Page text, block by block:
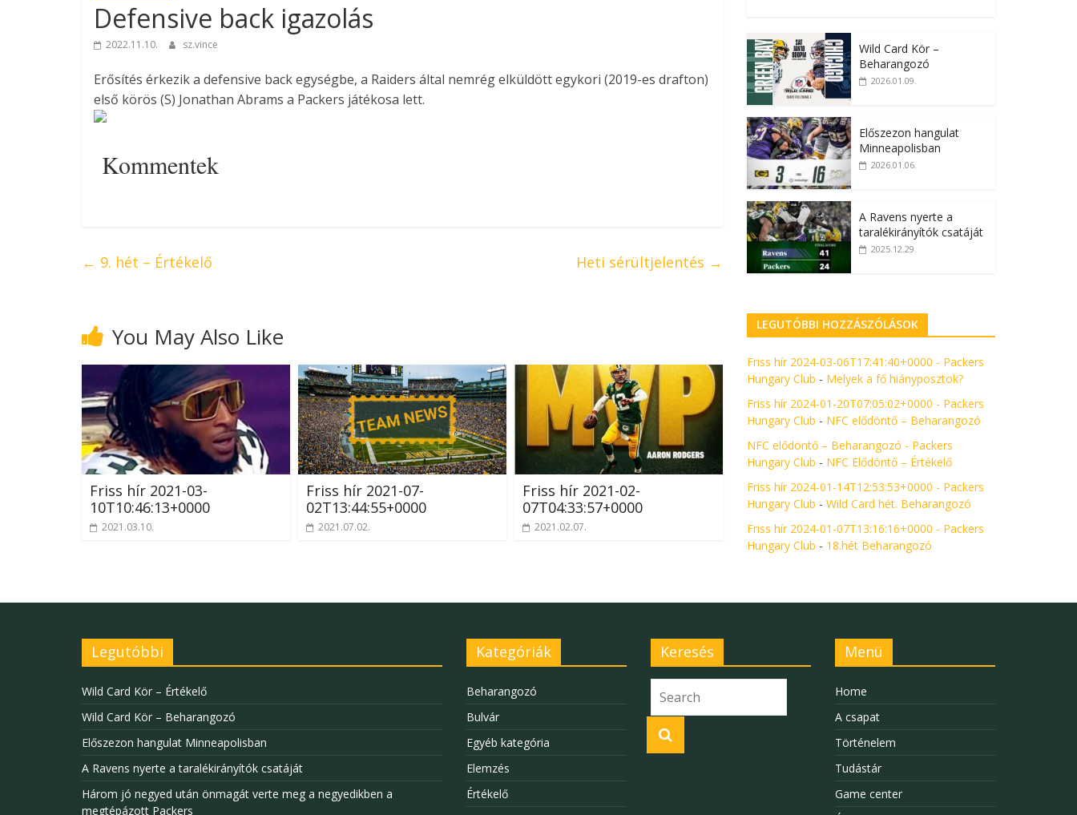
Defensive back igazolás
2022.11.10. sz.vince
Erősítés érkezik a defensive back egységbe, a Raiders által nemrég elküldött egykori (2019-es drafton)
első körös (S) Jonathan Abrams a Packers játékosa lett.
Kommentek
← 9. hét – Értékelő Heti sérültjelentés →
You May Also Like
Friss hír 2021-03-
10T10:46:13+0000
2021.03.10.
Friss hír 2021-07-
02T13:44:55+0000
2021.07.02.
Friss hír 2021-02-
07T04:33:57+0000
2021.02.07.
Wild Card Kör –
Beharangozó
2026.01.09.
Előszezon hangulat
Minneapolisban
2026.01.06.
A Ravens nyerte a
taralékirányítók csatáját
2025.12.29.
LEGUTÓBBI HOZZÁSZÓLÁSOK
Friss hír 2024-03-06T17:41:40+0000 - Packers
Hungary Club - Melyek a fő hiányposztok?
Friss hír 2024-01-20T07:05:02+0000 - Packers
Hungary Club - NFC elődöntő – Beharangozó
NFC elődöntő – Beharangozó - Packers
Hungary Club - NFC Elődöntő – Értékelő
Friss hír 2024-01-14T12:53:53+0000 - Packers
Hungary Club - Wild Card hét. Beharangozó
Friss hír 2024-01-07T13:16:16+0000 - Packers
Hungary Club - 18.hét Beharangozó
Legutóbbi
Wild Card Kör – Értékelő
Wild Card Kör – Beharangozó
Előszezon hangulat Minneapolisban
A Ravens nyerte a taralékirányítók csatáját
Három jó negyed után önmagát verte meg a negyedikben a
megtépázott Packers
Kategóriák
Beharangozó
Bulvár
Egyéb kategória
Elemzés
Értékelő
Keresés Menü
Home
A csapat
Történelem
Tudástár
Game center